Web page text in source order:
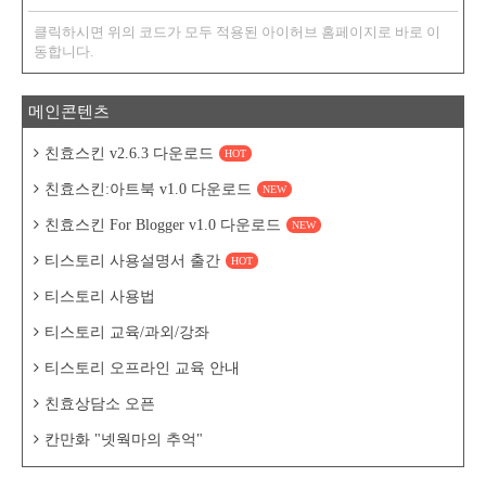
클릭하시면 위의 코드가 모두 적용된 아이허브 홈페이지로 바로 이
동합니다.
메인콘텐츠
친효스킨 v2.6.3 다운로드 HOT
친효스킨:아트북 v1.0 다운로드 NEW
친효스킨 For Blogger v1.0 다운로드 NEW
티스토리 사용설명서 출간 HOT
티스토리 사용법
티스토리 교육/과외/강좌
티스토리 오프라인 교육 안내
친효상담소 오픈
칸만화 "넷웍마의 추억"